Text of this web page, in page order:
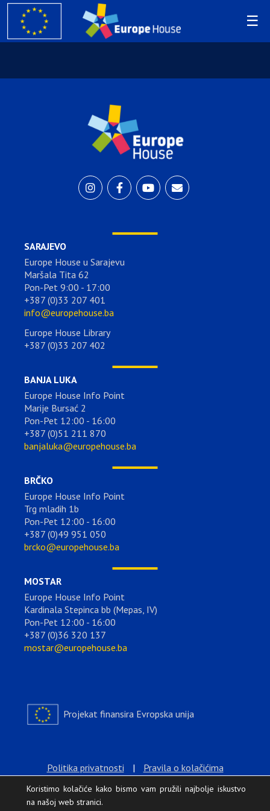
SARAJEVO
Europe House u Sarajevu
Maršala Tita 62
Pon-Pet 9:00 - 17:00
+387 (0)33 207 401
info@europehouse.ba
Europe House Library
+387 (0)33 207 402
BANJA LUKA
Europe House Info Point
Marije Bursać 2
Pon-Pet 12:00 - 16:00
+387 (0)51 211 870
banjaluka@europehouse.ba
BRČKO
Europe House Info Point
Trg mladih 1b
Pon-Pet 12:00 - 16:00
+387 (0)49 951 050
brcko@europehouse.ba
MOSTAR
Europe House Info Point
Kardinala Stepinca bb (Mepas, IV)
Pon-Pet 12:00 - 16:00
+387 (0)36 320 137
mostar@europehouse.ba
Projekat finansira Evropska unija
Politika privatnosti | Pravila o kolačićima
Koristimo kolačiće kako bismo vam pružili najbolje iskustvo
na našoj web stranici.